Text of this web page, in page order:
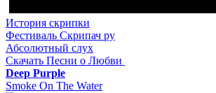
История скрипки
Фестиваль Скрипач ру
Абсолютный слух
Скачать Песни о Любви
Deep Purple
Smoke On The Water